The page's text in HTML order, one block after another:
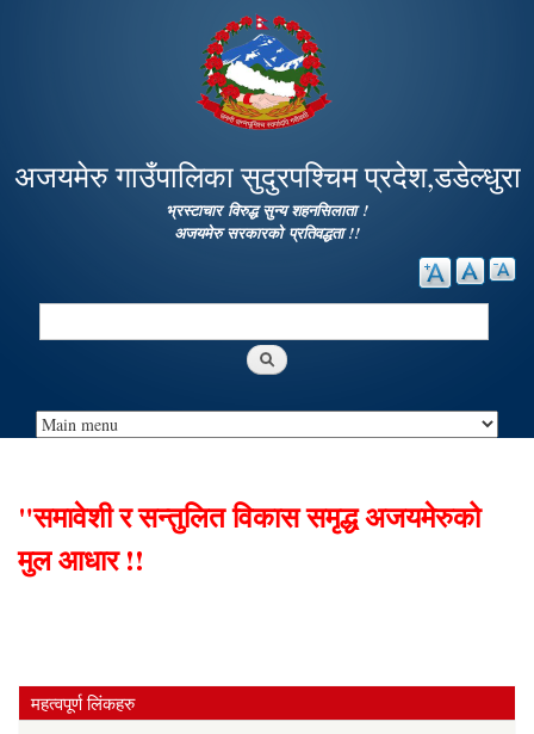
main
content
अजयमेरु गाउँपालिका सुदुरपश्चिम प्रदेश,डडेल्धुरा
भ्रस्टाचार विरुद्ध सुन्य शहनसिलाता !
अजयमेरु सरकारको प्रतिवद्धता !!
Search
"समावेशी र सन्तुलित विकास समृद्ध अजयमेरुको
मुल आधार !!
महत्वपूर्ण लिंकहरु